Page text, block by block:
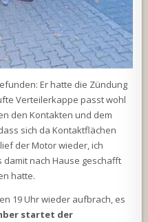
Er hatte die Zündung
Verteilerkappe passt wohl
den Kontakten und dem
sich da Kontaktflächen
der Motor wieder, ich
damit nach Hause geschafft
hatte.
19 Uhr wieder aufbrach, es
startet der